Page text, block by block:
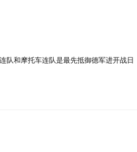
队和摩托车连队是最先抵御德军进开战日